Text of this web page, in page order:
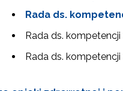
Rada ds.
Rada ds.
Rada ds.